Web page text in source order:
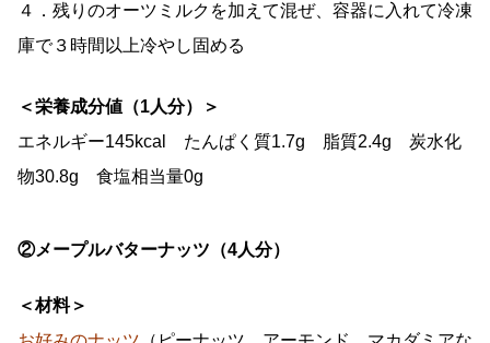
４．残りのオーツミルクを加えて混ぜ、容器に入れて冷凍
庫で３時間以上冷やし固める
＜栄養成分値（1人分）＞
エネルギー145kcal たんぱく質1.7g 脂質2.4g 炭水化
物30.8g 食塩相当量0g
②メープルバターナッツ（4人分）
＜材料＞